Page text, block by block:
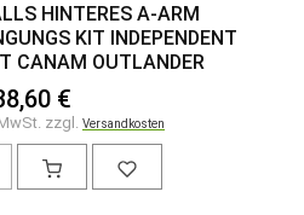
HINTERES A-ARM
KIT INDEPENDENT
CANAM OUTLANDER
€
zzgl. Versandkosten